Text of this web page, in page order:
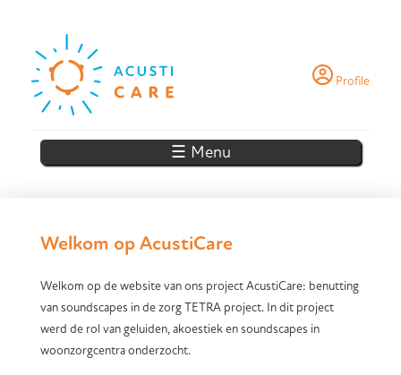
Profile
☰ Menu
Welkom op AcustiCare
Welkom op de website van ons project AcustiCare: benutting
van soundscapes in de zorg TETRA project. In dit project
werd de rol van geluiden, akoestiek en soundscapes in
woonzorgcentra onderzocht.